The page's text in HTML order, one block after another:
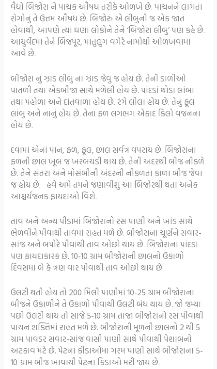
વૈદ્યો બિજોરા ને પાચક ઔષધ તરીકે ઓળખે છે. પાચનને લાગતા
રોગોનું તે ઉત્તમ ઔષધ છે. બિજોરું એ લીંબુની જ એક જાત
હોવાથી, આપણે ત્યાં ઘણા લોકોને તેને ‘બિજોરા લીંબુ’ પણ કહે છે.
આયુર્વેદમાં તેને બિજપૂર, માતુલુંગ વગેરે નામોથી ઓળખવામાં
આવે છે.
બીજોરા નું ઝાડ લીંબુ ના ઝાડ જેવું જ હોય છે. તેની ડાળીઓ
પાતળી તથા એકબીજા સાથે મળેલી હોય છે. પાંદડાં થોડા લાંબા
તથા પહોળા અને દાંતવાળા હોય છે. રંગે લીલા હોય છે. તેનું ફૂલ
લાંબુ અને નાનું હોય છે. તેના ફળ લગભગ એકાદ કિલો વજનના
હોય છે.
દવામાં એનાં પાન, ફળ, ફૂલ, છાલ સર્વત્ર વપરાય છે. બિજોરાના
ફળની છાલ ખૂબ જ ખરબચડી થાય છે. તેની અંદરથી બીજ નીકળે
છે. તેને સંતરા અને મોસંબીની અંદરની નીકળતા કાળા બીજ જેવા
જ હોય છે. હવે અમે તમને જણાવીશું આ બિજોરથી થતાં અનેક
આશ્ચર્યજનક ફાયદાઓ વિશે.
તાવ અને અન્ય પીડામાં બિજોરાનો રસ પાણી અને ખાંડ સાથે
ભેળવીને પીવાથી તાવમાં રાહત મળે છે. બીજોરાના ચૂર્ણને સવાર-
સાંજ અને બપોરે પીવાથી તાવ ઓછો થાય છે. બિજોરાના પાંદડા
પણ ફાયદાકારક છે. 10-10 ગ્રામ બીજોરાની છાલનો ઉકાળો
દિવસમાં બે કે ત્રણ વાર પીવાથી તાવ ઓછો થાય છે.
ઉલટી થતી હોય તો 200 મિલી પાણીમાં 10-25 ગ્રામ બીજોરાના
બીજને ઉકાળીને તે ઉકાળો પીવાથી ઉલટી બંધ થાય છે. જો જમ્યા
પછી ઉલટી થાય તો સાંજે 5-10 ગ્રામ તાજા બીજોરાનો રસ પીવાથી
પાચન શક્તિમાં રાહત મળે છે. બીજોરાની મૂળની છાલનો 2 થી 5
ગ્રામ પાવડર સવાર-સાંજ વાસી પાણી સાથે પીવાથી પેશાબનો
અટકાવ મટે છે. પેટનાં કીડાઓમાં ગરમ પાણી સાથે બીજોરાના 5-
10 ગ્રામ બીજ ખાવાથી પેટના કિડાઓ મરી જાય છે.